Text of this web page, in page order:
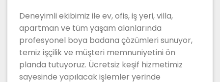
Deneyimli ekibimiz ile ev, ofis, iş yeri, villa,
apartman ve tüm yaşam alanlarında
profesyonel boya badana çözümleri sunuyor,
temiz işçilik ve müşteri memnuniyetini ön
planda tutuyoruz. Ücretsiz keşif hizmetimiz
sayesinde yapılacak işlemler yerinde